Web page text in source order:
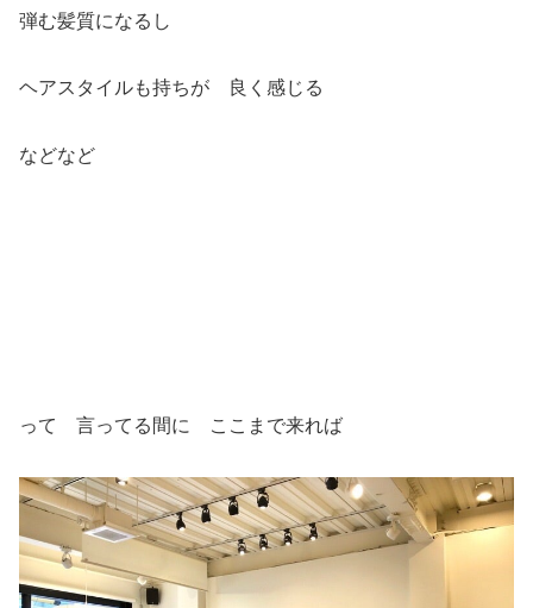
弾む髪質になるし
ヘアスタイルも持ちが 良く感じる
などなど
って 言ってる間に ここまで来れば